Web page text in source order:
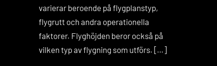
varierar beroende på flygplanstyp,
flygrutt och andra operationella
faktorer. Flyghöjden beror också på
vilken typ av flygning som utförs. […]